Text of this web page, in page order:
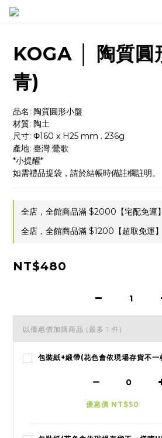
KOGA │ 陶質圓
青)
品名: 陶質圓形小盤
材質: 陶土
尺寸: Φ160 x H25 mm . 236g
產地: 臺灣 鶯歌
*小提醒*
如需禮品提袋，請於結帳時備註欄註明。
全店，全館商品滿 $2000【宅配免運】
全店，全館商品滿 $1200【超取免運】
NT$480
以優惠價加購商品 (最多 1 件)
包裝紙+緞帶(花色會依現場存貨不
優惠價 NT$50